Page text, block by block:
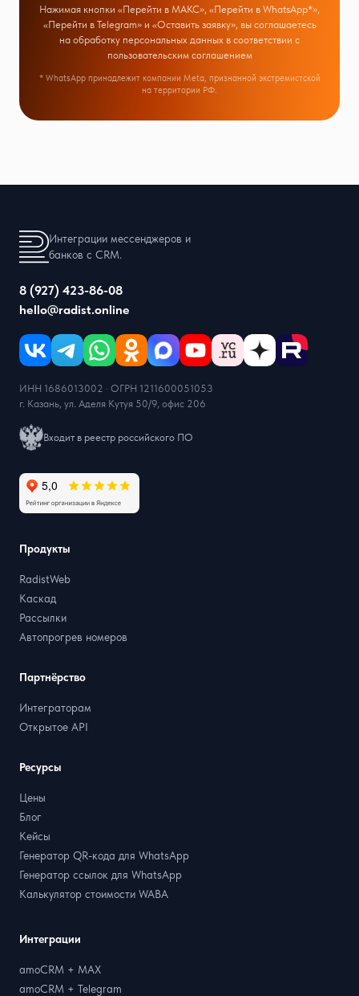
Нажимая кнопки «Перейти в МАКС», «Перейти в WhatsApp*»,
«Перейти в Telegram» и «Оставить заявку», вы соглашаетесь
на обработку персональных данных в соответствии с
пользовательским соглашением
* WhatsApp принадлежит компании Meta, признанной экстремистской
на территории РФ.
Интеграции мессенджеров и
банков с CRM.
8 (927) 423-86-08
hello@radist.online
ИНН 1686013002 · ОГРН 1211600051053
г. Казань, ул. Аделя Кутуя 50/9, офис 206
Входит в реестр российского ПО
Интеграции
amoCRM + MAX
amoCRM + Telegram
Продукты
RadistWeb
Каскад
Рассылки
Автопрогрев номеров
Партнёрство
Интеграторам
Открытое API
Ресурсы
Цены
Блог
Кейсы
Генератор QR-кода для WhatsApp
Генератор ссылок для WhatsApp
Калькулятор стоимости WABA